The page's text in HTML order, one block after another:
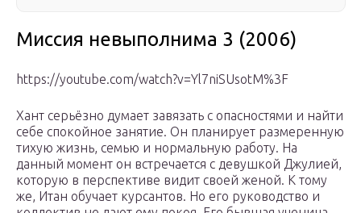
Миссия невыполнима 3 (2006)
https://youtube.com/watch?v=Yl7niSUsotM%3F
Хант серьёзно думает завязать с опасностями и найти
себе спокойное занятие. Он планирует размеренную
тихую жизнь, семью и нормальную работу. На
данный момент он встречается с девушкой Джулией,
которую в перспективе видит своей женой. К тому
же, Итан обучает курсантов. Но его руководство и